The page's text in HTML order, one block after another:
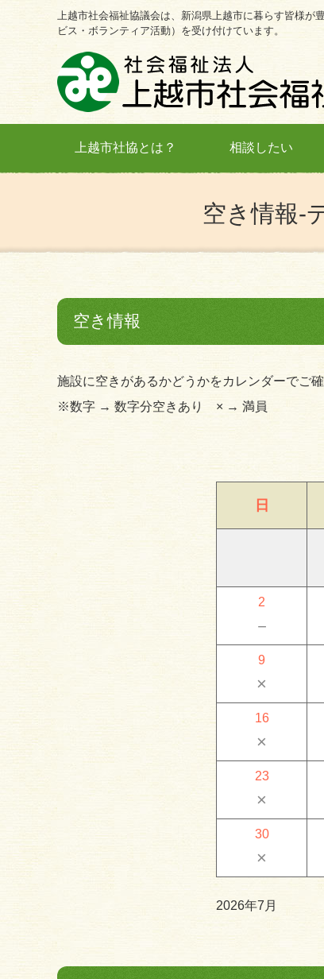
上越市社会福祉協議会は、新潟県上越市に暮らす皆様が
ビス・ボランティア活動）を受け付けています。
上越市社協とは？ 相談したい
空き情報-
空き情報
施設に空きがあるかどうかをカレンダーでご確
※数字 → 数字分空きあり × → 満員
日
2
－
9
×
16
×
23
×
30
×
2026年7月